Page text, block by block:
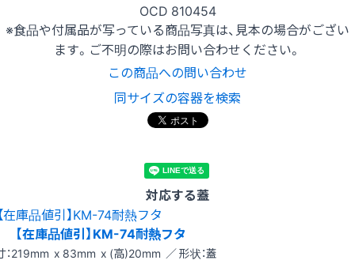
OCD 810454
※食品や付属品が写っている商品写真は、見本の場合がござい
ます。ご不明の際はお問い合わせください。
この商品への問い合わせ
同サイズの容器を検索
対応する蓋
【在庫品値引】KM-74耐熱フタ
：219mm x 83mm x (高)20mm ／ 形状：蓋